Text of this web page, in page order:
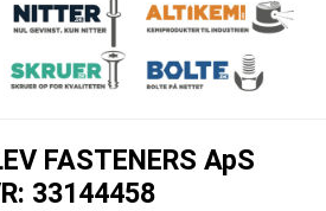
FASTENERS ApS
33144458